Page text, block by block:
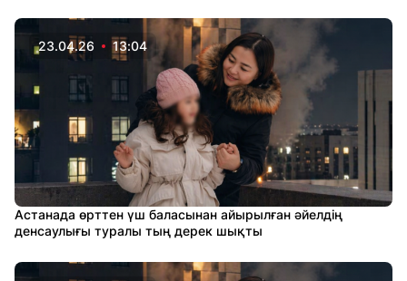
23.04.26 13:04
Астанада өрттен үш баласынан айырылған әйелдің
денсаулығы туралы тың дерек шықты